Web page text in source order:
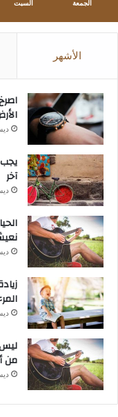
الجمعة السبت
الأشهر
آخر
ليس
من